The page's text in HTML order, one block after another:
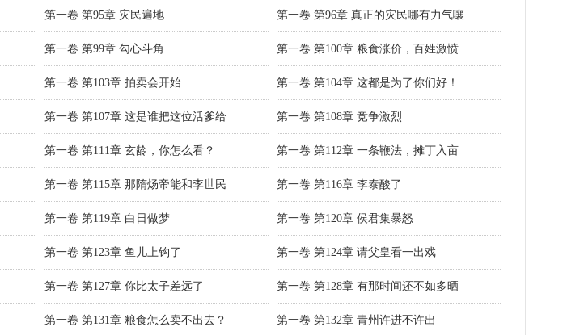
第一卷 第95章 灾民遍地 第一卷 第96章 真正的灾民哪有力气嚷
第一卷 第99章 勾心斗角 第一卷 第100章 粮食涨价，百姓激愤
第一卷 第103章 拍卖会开始 第一卷 第104章 这都是为了你们好！
第一卷 第107章 这是谁把这位活爹给 第一卷 第108章 竞争激烈
第一卷 第111章 玄龄，你怎么看？ 第一卷 第112章 一条鞭法，摊丁入亩
第一卷 第115章 那隋炀帝能和李世民 第一卷 第116章 李泰酸了
第一卷 第119章 白日做梦 第一卷 第120章 侯君集暴怒
第一卷 第123章 鱼儿上钩了 第一卷 第124章 请父皇看一出戏
第一卷 第127章 你比太子差远了 第一卷 第128章 有那时间还不如多晒
第一卷 第131章 粮食怎么卖不出去？ 第一卷 第132章 青州许进不许出